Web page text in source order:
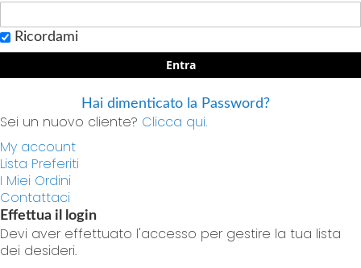
Ricordami
Entra
Hai dimenticato la Password?
Sei un nuovo cliente? Clicca qui.
My account
Lista Preferiti
I Miei Ordini
Contattaci
Effettua il login
Devi aver effettuato l'accesso per gestire la tua lista
dei desideri.